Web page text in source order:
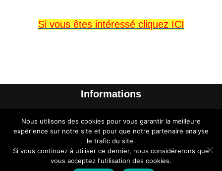
Si vous êtes intéressé cliquez ICI
Informations
A propos de l’auteur
Liens à découvrir
Plan du Site
Nous utilisons des cookies pour vous garantir la meilleure
expérience sur notre site et pour que notre partenaire analyse
le trafic du site.
Si vous continuez à utiliser ce dernier, nous considérerons que
vous acceptez l'utilisation des cookies.